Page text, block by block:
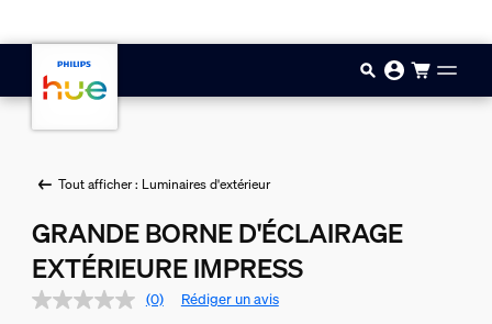
Tout afficher : Luminaires d'extérieur
GRANDE BORNE D'ÉCLAIRAGE
EXTÉRIEURE IMPRESS
(0) Rédiger un avis